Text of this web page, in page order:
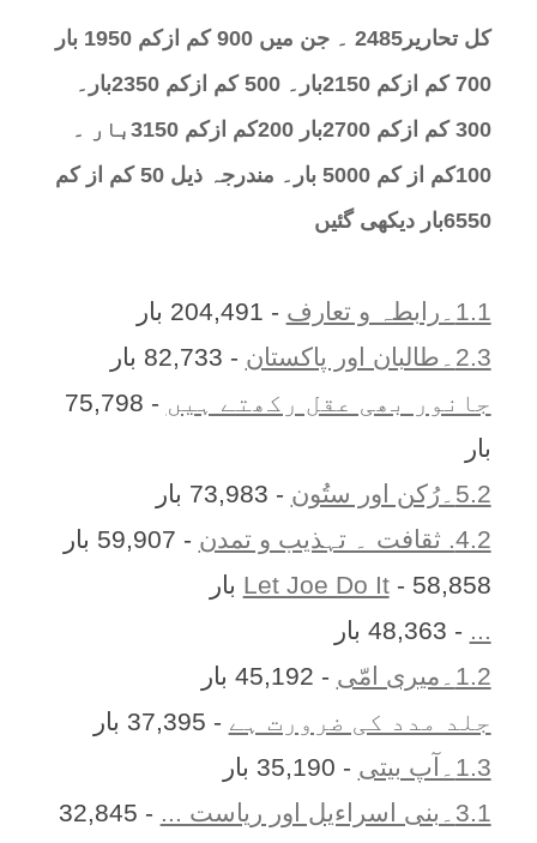
کل تحارير2485 ۔ جن میں 900 کم ازکم 1950 بار
700 کم ازکم 2150بار۔ 500 کم ازکم 2350بار۔
300 کم ازکم 2700بار 200کم ازکم 3150بار ۔
100کم از کم 5000 بار۔ مندرجہ ذیل 50 کم از کم
6550بار دیکھی گئیں
1.1۔رابطہ و تعارف
- 204,491 بار
2.3۔طالبان اور پاکستان
- 82,733 بار
جانور بھی عقل رکھتے ہیں
- 75,798
بار
5.2۔رُکن اور ستُون
- 73,983 بار
4.2. ثقافت ۔ تہذیب و تمدن
- 59,907 بار
Let Joe Do It- 58,858 بار
... - 48,363 بار
1.2۔میری امّی
- 45,192 بار
جلد مدد کی ضرورت ہے - 37,395 بار
1.3۔آپ بیتی
- 35,190 بار
3.1۔بنی اسراءیل اور ریاست ...
- 32,845